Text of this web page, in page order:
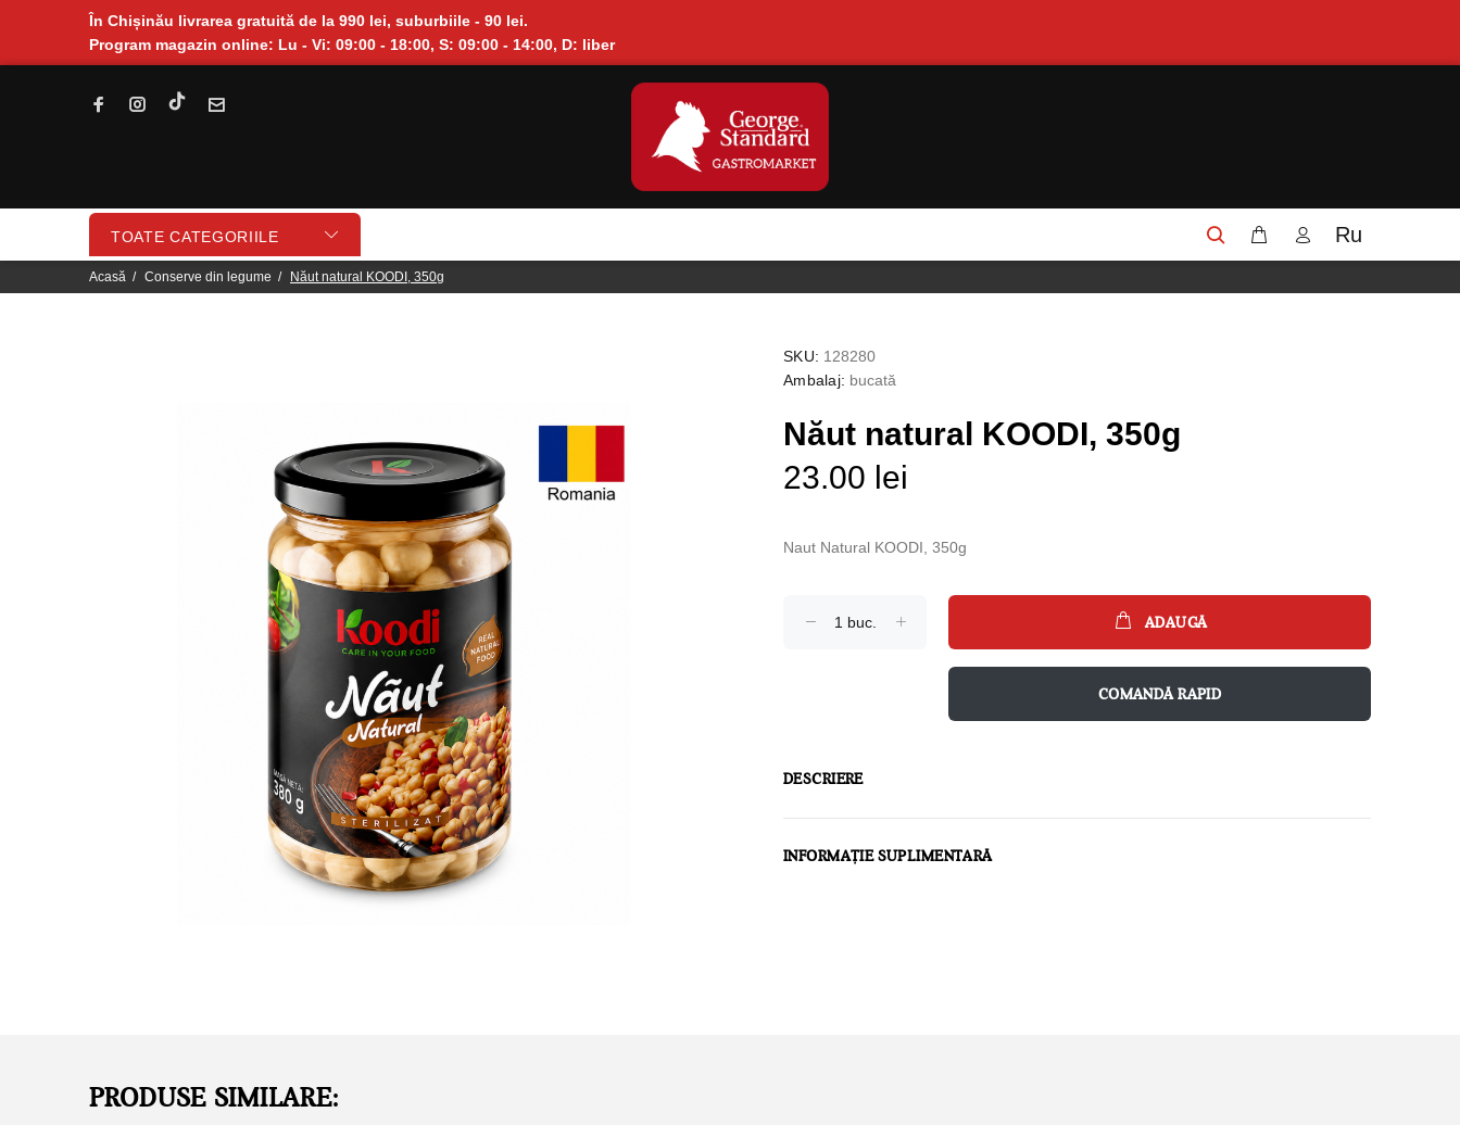
În Chișinău livrarea gratuită de la 990 lei, suburbiile - 90 lei.
Program magazin online: Lu - Vi: 09:00 - 18:00, S: 09:00 - 14:00, D: liber
TOATE CATEGORIILE Ru
Acasă Conserve din legume Năut natural KOODI, 350g
SKU: 128280
Ambalaj: bucată
Năut natural KOODI, 350g
23.00 lei
Naut Natural KOODI, 350g
ADAUGĂ
COMANDĂ RAPID
DESCRIERE
INFORMAȚIE SUPLIMENTARĂ
PRODUSE SIMILARE: